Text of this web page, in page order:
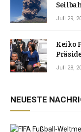
Juli 29,
Keiko
Juli 28,
NEUESTE